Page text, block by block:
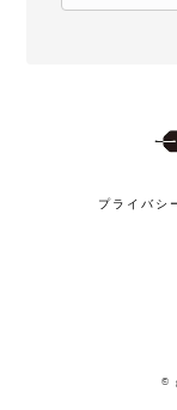
プライバシ
©